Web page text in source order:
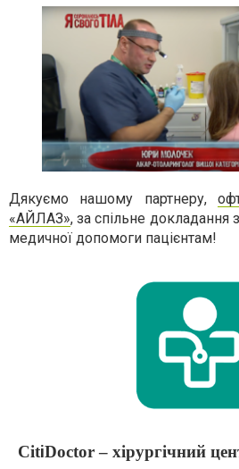
Дякуємо нашому партнеру,
«АЙЛАЗ», за спільне докладання
медичної допомоги пацієнтам!
CitiDoctor – хірургічний